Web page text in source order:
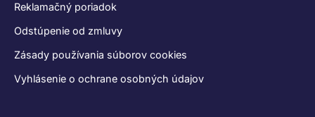
Reklamačný poriadok
Odstúpenie od zmluvy
Zásady používania súborov cookies
Vyhlásenie o ochrane osobných údajov